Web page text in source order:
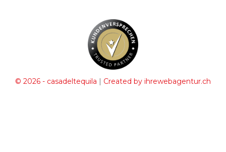
© 2026 - casadeltequila | Created by ihrewebagentur.ch